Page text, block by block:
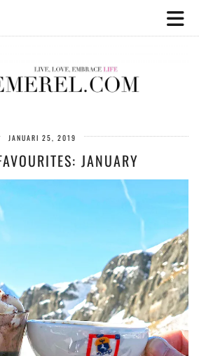
JANUARI 25, 2019
JANUARY